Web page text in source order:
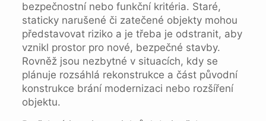
bezpečnostní nebo funkční kritéria. Staré,
staticky narušené či zatečené objekty mohou
představovat riziko a je třeba je odstranit, aby
vznikl prostor pro nové, bezpečné stavby.
Rovněž jsou nezbytné v situacích, kdy se
plánuje rozsáhlá rekonstrukce a část původní
konstrukce brání modernizaci nebo rozšíření
objektu.